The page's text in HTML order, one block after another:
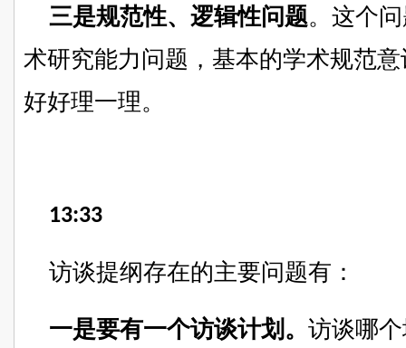
三是规范性、逻辑性问题。这个
术研究能力问题，基本的学术规范
好好理一理。
13:33
访谈提纲存在的主要问题有：
一是要有一个访谈计划。 访谈哪